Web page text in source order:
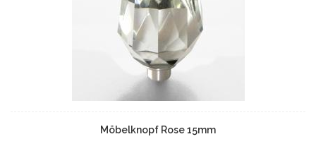
Möbelknopf Rose 15mm